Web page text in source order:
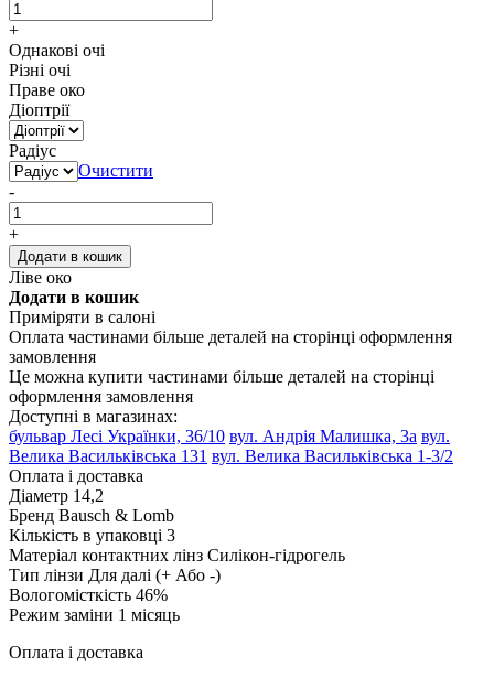
+
Однакові очі
Різні очі
Праве око
Діоптрії
Радіус
Очистити
-
+
Додати в кошик
Ліве око
Додати в кошик
Приміряти в салоні
Оплата частинами більше деталей на сторінці оформлення
замовлення
Це можна купити частинами більше деталей на сторінці
оформлення замовлення
Доступні в магазинах:
бульвар Лесі Українки, 36/10 вул. Андрія Малишка, 3а вул.
Велика Васильківська 131 вул. Велика Васильківська 1-3/2
Оплата і доставка
Діаметр 14,2
Бренд Bausch & Lomb
Кількість в упаковці 3
Матеріал контактних лінз Силікон-гідрогель
Тип лінзи Для далі (+ Або -)
Вологомісткість 46%
Режим заміни 1 місяць
Оплата і доставка